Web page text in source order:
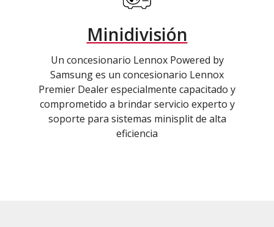
Minidivisión
Un concesionario Lennox Powered by
Samsung es un concesionario Lennox
Premier Dealer especialmente capacitado y
comprometido a brindar servicio experto y
soporte para sistemas minisplit de alta
eficiencia